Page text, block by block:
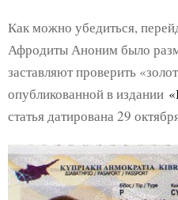
Как можно убедиться,
Афродиты Аноним было
заставляют проверить
опубликованной в издании
статья датирована 29